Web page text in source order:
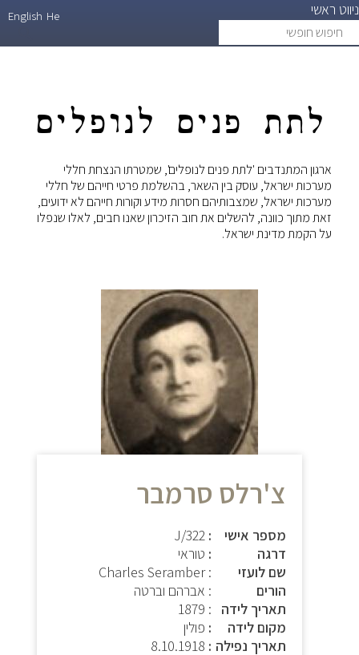
ניווט ראשי
חופשי
He
English
לתת פנים לנופלים
ארגון המתנדבים 'לתת פנים לנופלים', שמטרתו הנצחת חללי
מערכות ישראל, עוסק בין השאר, בהשלמת פרטי חייהם של חללי
מערכות ישראל, שמצבותיהם חסרות מידע וקורות חייהם לא ידועים,
זאת מתוך כוונה, להשלים את חוב הזיכרון שאנו חבים, לאלו שנפלו
על הקמת מדינת ישראל.
צ'רלס סרמבר
מספר אישי
J/322
דרגה
טוראי
שם לועזי
: Charles Seramber
הורים
: אברהם וברטה
תאריך לידה
: 1879
מקום לידה
פולין
תאריך נפילה
8.10.1918